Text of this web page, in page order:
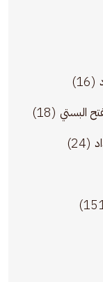
(16)
البستي (18)
(24)